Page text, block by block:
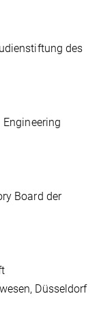
des
Board der
Düsseldorf